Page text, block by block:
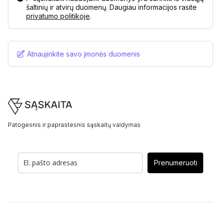
šaltinių ir atvirų duomenų. Daugiau informacijos rasite
privatumo politikoje.
Atnaujinkite savo įmonės duomenis
Footer
Patogesnis ir paprastesnis sąskaitų valdymas
Prenumeruoti